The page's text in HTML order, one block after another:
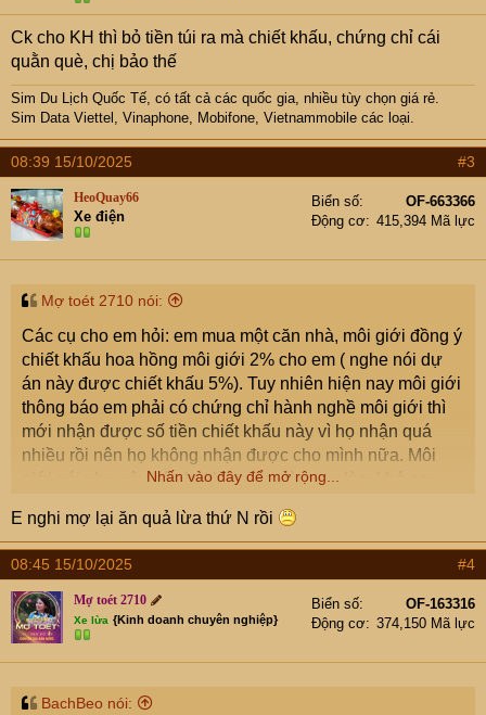
s
:
Ck cho KH thì bỏ tiền túi ra mà chiết khấu, chứng chỉ cái
quằn què, chị bảo thế
Sim Du Lịch Quốc Tế, có tất cả các quốc gia, nhiều tùy chọn giá rẻ.
Sim Data Viettel, Vinaphone, Mobifone, Vietnammobile các loại.
08:39 15/10/2025 #3
HeoQuay66
Xe điện
Biển số
OF-663366
Động cơ
415,394 Mã lực
Mợ toét 2710 nói:
Các cụ cho em hỏi: em mua một căn nhà, môi giới đồng ý
chiết khấu hoa hồng môi giới 2% cho em ( nghe nói dự
án này được chiết khấu 5%). Tuy nhiên hiện nay môi giới
thông báo em phải có chứng chỉ hành nghề môi giới thì
mới nhận được số tiền chiết khấu này vì họ nhận quá
nhiều rồi nên họ không nhận được cho mình nữa. Môi
giới nói như vậy có phải là muốn cò quay làm khó em
Lúc ký hợp đồng họ yêu cầu em ký một cái hợp đồng môi
giới, em nghĩ là để hợp thức hóa khoản tiền này nên em
cũng đã đồng ý ký.
Cụ nào có chứng chỉ này có thể nhận tiền giúp em
không? và chi phí như thế nào inbox e ạ? Trường hợp
em tự đi học để lấy chứng chỉ hành nghề thì có khó lắm
thì thấy nói năm chỉ tổ chức 1 đến 2 lần thi chứng chỉ thôi
Nhấn vào đây để mở rộng...
E nghi mợ lại ăn quả lừa thứ N rồi
08:45 15/10/2025 #4
Mợ toét 2710
Xe lừa {Kinh doanh chuyên nghiệp}
Biển số
OF-163316
Động cơ
374,150 Mã lực
BachBeo nói: